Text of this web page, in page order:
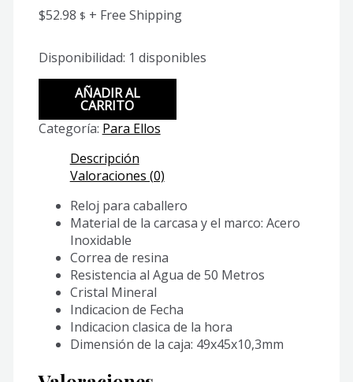
$52.98 $ + Free Shipping
Disponibilidad: 1 disponibles
2EV
cantidad
AÑADIR AL
CARRITO
Categoría: Para Ellos
Descripción
Valoraciones (0)
Reloj para caballero
Material de la carcasa y el marco: Acero
Inoxidable
Correa de resina
Resistencia al Agua de 50 Metros
Cristal Mineral
Indicacion de Fecha
Indicacion clasica de la hora
Dimensión de la caja: 49x45x10,3mm